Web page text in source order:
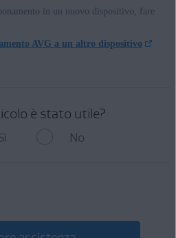
in un nuovo dispositivo, fare
AVG a un altro dispositivo
è stato utile?
No